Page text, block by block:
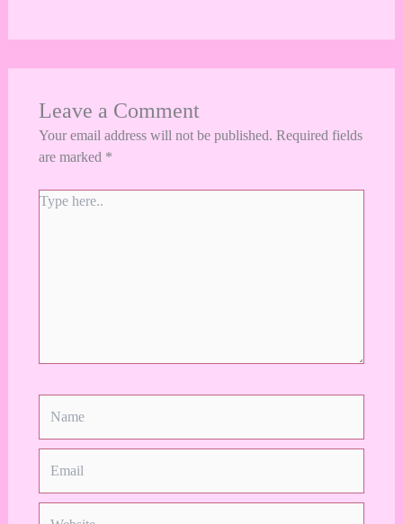
Leave a Comment
Your email address will not be published. Required fields
are marked *
Type